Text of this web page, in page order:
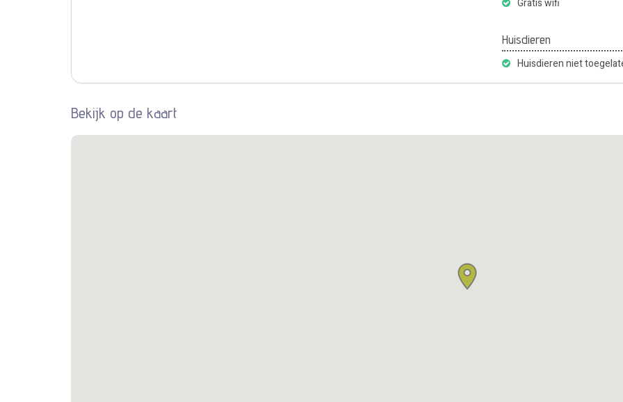
Gratis wifi
Huisdieren
Huisdieren niet
Bekijk op de kaart